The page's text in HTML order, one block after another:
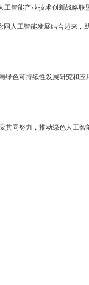
智能产业技术创新战略联
人工智能发展结合起来
色可持续性发展研究和应
同努力，推动绿色人工智